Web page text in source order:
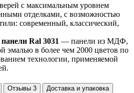
с максимальным уровнем
отделками, с возможностью
современный, классический,
Ral 3031 — панели из МДФ,
эмалью в более чем 2000 цветов по
технологии, применяемой
Отзывы 3
Доставка и упаковка